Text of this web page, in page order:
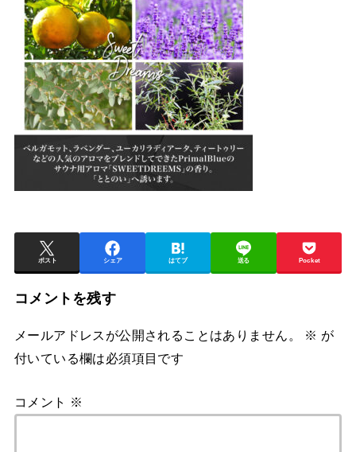
ポスト シェア はてブ 送る Pocket
コメントを残す
メールアドレスが公開されることはありません。 ※ が
付いている欄は必須項目です
コメント ※